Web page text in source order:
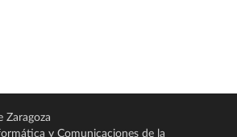
Zaragoza
y Comunicaciones de la